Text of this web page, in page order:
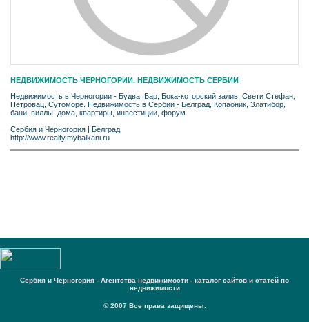
НЕДВИЖИМОСТЬ ЧЕРНОГОРИИ. НЕДВИЖИМОСТЬ СЕРБИИ
Недвижимость в Черногории - Будва, Бар, Бока-которский залив, Свети Стефан,
Петровац, Сутоморе. Недвижимость в Сербии - Белград, Копаоник, Златибор,
бани. виллы, дома, квартиры, инвестиции, форум
Сербия и Черногория
Белград
http://www.realty.mybalkani.ru
Сербия и Черногория - Агентства недвижимости - каталог сайтов и статей по
недвижимости
© 2007 Все права защищены.